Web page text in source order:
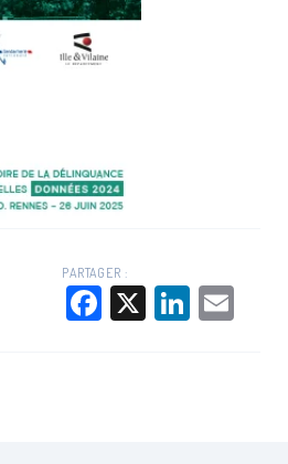
PARTAGER :
Facebook
X LinkedIn
Email